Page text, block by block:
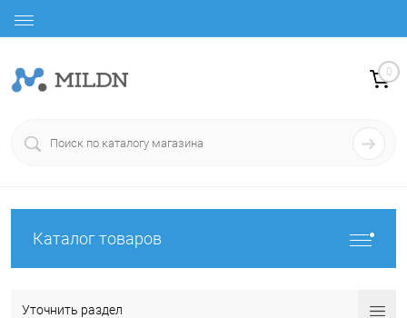
0
Каталог товаров
Уточнить раздел